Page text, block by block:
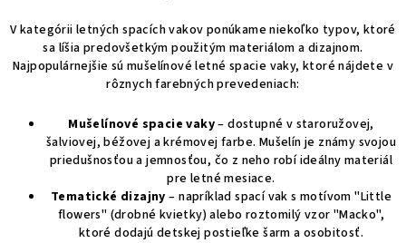
V kategórii letných spacích vakov ponúkame niekoľko typov, ktoré
sa líšia predovšetkým použitým materiálom a dizajnom.
Najpopulárnejšie sú mušelínové letné spacie vaky, ktoré nájdete v
rôznych farebných prevedeniach:
Mušelínové spacie vaky– dostupné v staroružovej,
šalviovej, béžovej a krémovej farbe. Mušelín je známy svojou
priedušnosťou a jemnosťou, čo z neho robí ideálny materiál
pre letné mesiace.
Tematické dizajny – napríklad spací vak s motívom "Little
flowers" (drobné kvietky) alebo roztomilý vzor "Macko",
ktoré dodajú detskej postieľke šarm a osobitosť.